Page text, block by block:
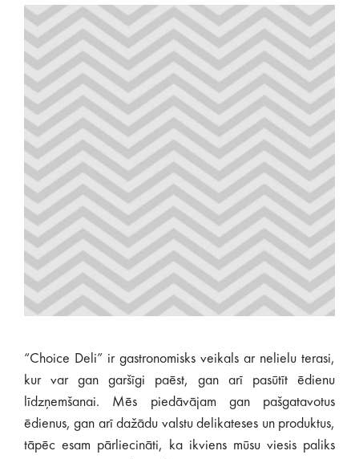
“Choice Deli” ir gastronomisks veikals ar nelielu terasi,
kur var gan garšīgi paēst, gan arī pasūtīt ēdienu
līdzņemšanai. Mēs piedāvājam gan pašgatavotus
ēdienus, gan arī dažādu valstu delikateses un produktus,
tāpēc esam pārliecināti, ka ikviens mūsu viesis paliks